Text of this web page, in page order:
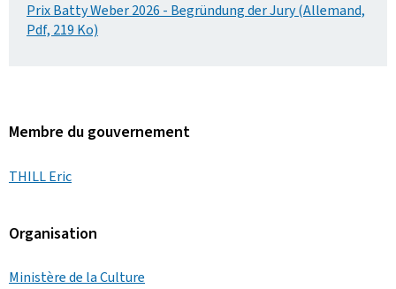
Prix Batty Weber 2026 - Begründung der Jury (Allemand,
Pdf, 219 Ko)
Membre du gouvernement
THILL Eric
Organisation
Ministère de la Culture